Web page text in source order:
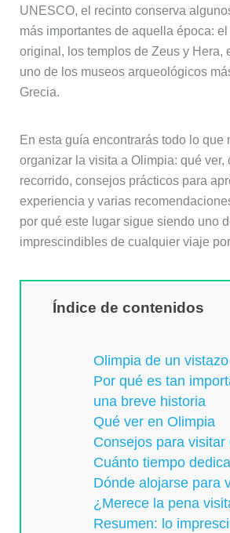
UNESCO, el recinto conserva
más importantes de aquella época:
original, los templos de Zeus y Hera,
uno de los museos arqueológicos
Grecia.
En esta guía encontrarás todo lo que
organizar la visita a Olimpia: qué ver,
recorrido, consejos prácticos para
experiencia y varias
por qué este lugar sigue siendo uno
imprescindibles de cualquier viaje
Índice de contenidos
Olimpia de un vistazo
Por qué es tan
una breve historia
Qué ver en Olimpia
Consejos para visitar
Cuánto tiempo
Dónde alojarse para
¿Merece la pena
Resumen: lo